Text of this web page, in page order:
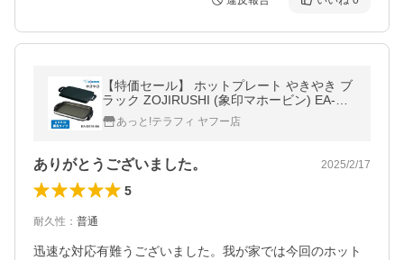
【特価セール】 ホットプレート やきやき ブ
ラック ZOJIRUSHI (象印マホービン) EA-DE
10-BA★
あっと!テラフィ ヤフー店
ありがとうございました。 2025/2/17
5
耐久性 ： 普通
迅速な対応有難うございました。我が家では今回のホット